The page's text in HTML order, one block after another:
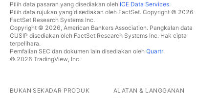
Pilih data pasaran yang disediakan oleh ICE Data Services.
Pilih data rujukan yang disediakan oleh FactSet. Copyright © 2026
FactSet Research Systems Inc.
Copyright © 2026, American Bankers Association. Pangkalan data
CUSIP disediakan oleh FactSet Research Systems Inc. Hak cipta
terpelihara.
Pemfailan SEC dan dokumen lain disediakan oleh Quartr.
© 2026 TradingView, Inc.
BUKAN SEKADAR PRODUK ALATAN & LANGGANAN